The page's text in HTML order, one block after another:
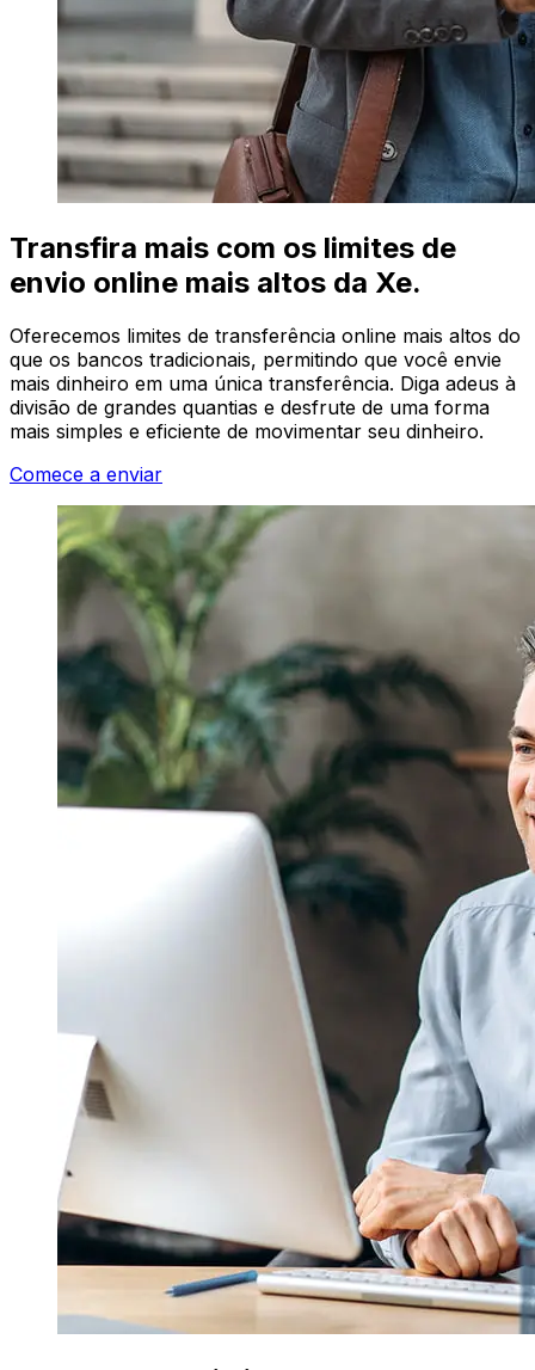
Transfira mais com os limites de
envio online mais altos da Xe.
Oferecemos limites de transferência online mais altos do
que os bancos tradicionais, permitindo que você envie
mais dinheiro em uma única transferência. Diga adeus à
divisão de grandes quantias e desfrute de uma forma
mais simples e eficiente de movimentar seu dinheiro.
Comece a enviar